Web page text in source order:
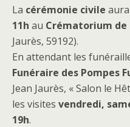
La cérémonie civile
11h au Crématorium de
Jaurès, 59192).
En attendant les
Funéraire des Pompes
Jean Jaurès, « Salon le
les visites vendredi,
19h.